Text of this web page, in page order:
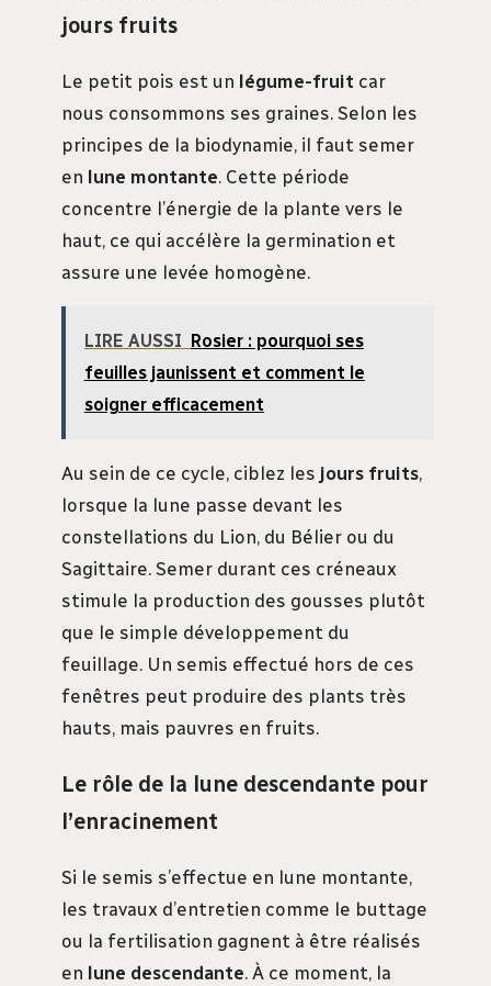
jours fruits
Le petit pois est un légume-fruit car
nous consommons ses graines. Selon les
principes de la biodynamie, il faut semer
en lune montante. Cette période
concentre l’énergie de la plante vers le
haut, ce qui accélère la germination et
assure une levée homogène.
LIRE AUSSI
Rosier : pourquoi ses
feuilles jaunissent et comment le
soigner efficacement
Au sein de ce cycle, ciblez les jours fruits,
lorsque la lune passe devant les
constellations du Lion, du Bélier ou du
Sagittaire. Semer durant ces créneaux
stimule la production des gousses plutôt
que le simple développement du
feuillage. Un semis effectué hors de ces
fenêtres peut produire des plants très
hauts, mais pauvres en fruits.
Le rôle de la lune descendante pour
l’enracinement
Si le semis s’effectue en lune montante,
les travaux d’entretien comme le buttage
ou la fertilisation gagnent à être réalisés
en lune descendante. À ce moment, la